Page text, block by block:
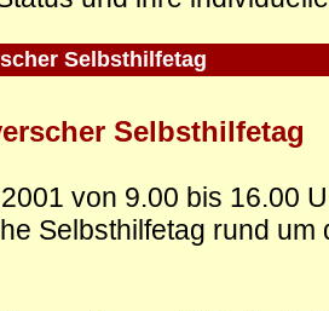
Selbsthilfetag
Selbsthilfetag
von 9.00 bis 16.00
Selbsthilfetag rund um